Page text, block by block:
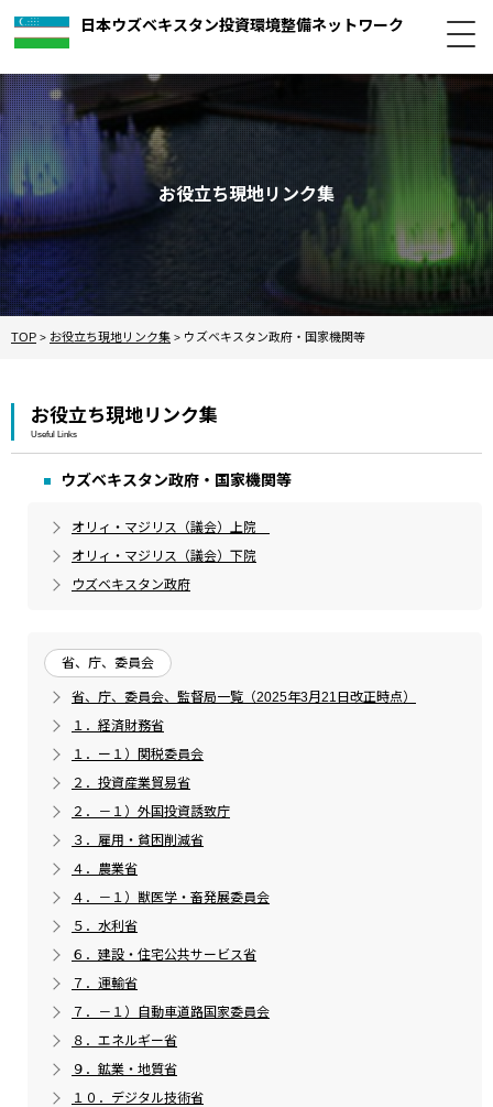
日本ウズベキスタン投資環境整備ネットワーク
お役立ち現地リンク集
TOP > お役立ち現地リンク集 > ウズベキスタン政府・国家機関等
お役立ち現地リンク集
Useful Links
ウズベキスタン政府・国家機関等
オリィ・マジリス（議会）上院
オリィ・マジリス（議会）下院
ウズベキスタン政府
省、庁、委員会
省、庁、委員会、監督局一覧（2025年3月21日改正時点）
１．経済財務省
１．ー１）関税委員会
２．投資産業貿易省
２．－１）外国投資誘致庁
３．雇用・貧困削減省
４．農業省
４．－１）獣医学・畜発展委員会
５．水利省
６．建設・住宅公共サービス省
７．運輸省
７．－１）自動車道路国家委員会
８．エネルギー省
９．鉱業・地質省
１０．デジタル技術省